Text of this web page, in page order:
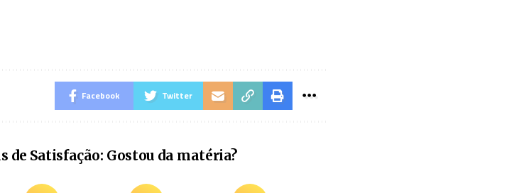
Facebook Twitter
Satisfação: Gostou da matéria?